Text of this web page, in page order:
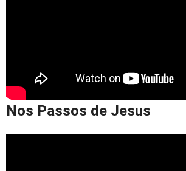
Nos Passos de Jesus